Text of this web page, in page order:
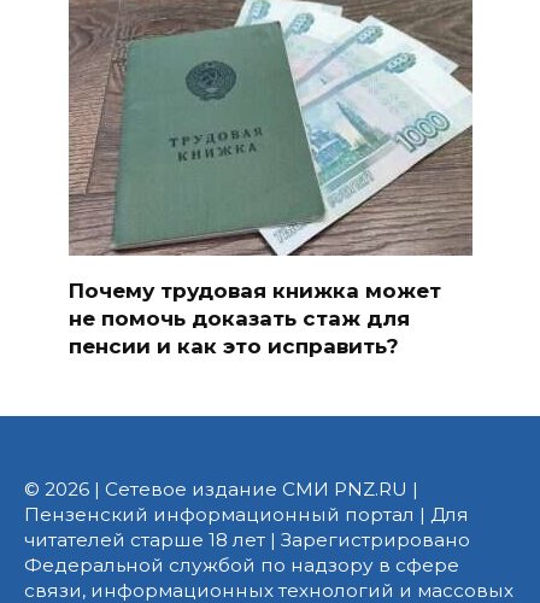
Почему трудовая книжка может
не помочь доказать стаж для
пенсии и как это исправить?
© 2026 | Сетевое издание СМИ PNZ.RU |
Пензенский информационный портал | Для
читателей старше 18 лет | Зарегистрировано
Федеральной службой по надзору в сфере
связи, информационных технологий и массовых